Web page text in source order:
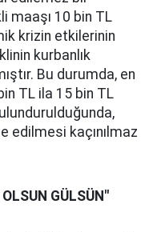
maaşı 10 bin TL
krizin etkilerinin
kurbanlık
Bu durumda, en
TL ila 15 bin TL
edilmesi kaçınılmaz
GÜLSÜN"